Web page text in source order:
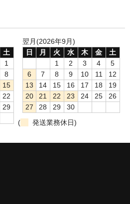
土
1
8
15
22
29
翌月(2026年9月)
日
月 火 水 木 金
土
1
2 3 4
5
6
7 8 9 10 11
12
13
14 15 16 17 18
19
20
21 22 23 24 25
26
27
28 29
30
(
発送業務休日)